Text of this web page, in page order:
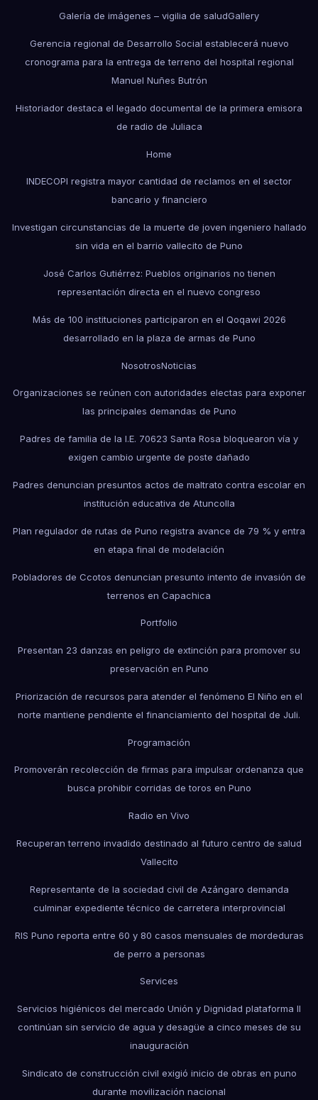
Galería de imágenes – vigilia de saludGallery
Gerencia regional de Desarrollo Social establecerá nuevo
cronograma para la entrega de terreno del hospital regional
Manuel Nuñes Butrón
Historiador destaca el legado documental de la primera emisora
de radio de Juliaca
Home
INDECOPI registra mayor cantidad de reclamos en el sector
bancario y financiero
Investigan circunstancias de la muerte de joven ingeniero hallado
sin vida en el barrio vallecito de Puno
José Carlos Gutiérrez: Pueblos originarios no tienen
representación directa en el nuevo congreso
Más de 100 instituciones participaron en el Qoqawi 2026
desarrollado en la plaza de armas de Puno
NosotrosNoticias
Organizaciones se reúnen con autoridades electas para exponer
las principales demandas de Puno
Padres de familia de la I.E. 70623 Santa Rosa bloquearon vía y
exigen cambio urgente de poste dañado
Padres denuncian presuntos actos de maltrato contra escolar en
institución educativa de Atuncolla
Plan regulador de rutas de Puno registra avance de 79 % y entra
en etapa final de modelación
Pobladores de Ccotos denuncian presunto intento de invasión de
terrenos en Capachica
Portfolio
Presentan 23 danzas en peligro de extinción para promover su
preservación en Puno
Priorización de recursos para atender el fenómeno El Niño en el
norte mantiene pendiente el financiamiento del hospital de Juli.
Programación
Promoverán recolección de firmas para impulsar ordenanza que
busca prohibir corridas de toros en Puno
Radio en Vivo
Recuperan terreno invadido destinado al futuro centro de salud
Vallecito
Representante de la sociedad civil de Azángaro demanda
culminar expediente técnico de carretera interprovincial
RIS Puno reporta entre 60 y 80 casos mensuales de mordeduras
de perro a personas
Services
Servicios higiénicos del mercado Unión y Dignidad plataforma II
continúan sin servicio de agua y desagüe a cinco meses de su
inauguración
Sindicato de construcción civil exigió inicio de obras en puno
durante movilización nacional